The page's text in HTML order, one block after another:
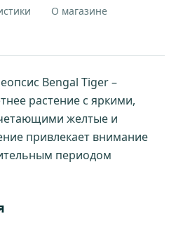
О магазине
Bengal Tiger –
растение с яркими,
желтые и
привлекает внимание
периодом